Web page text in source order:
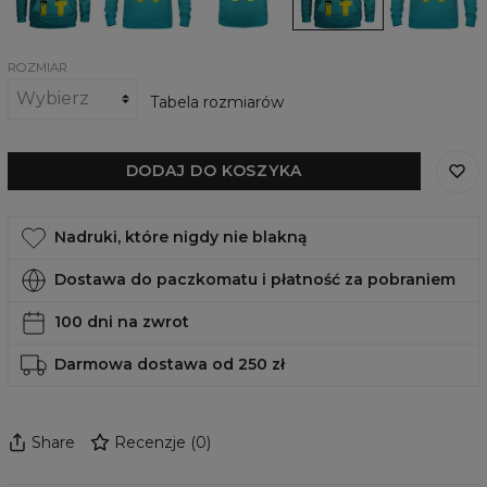
It
ROZMIAR
Tabela rozmiarów
DODAJ DO KOSZYKA
Nadruki, które nigdy nie blakną
Dostawa do paczkomatu i płatność za pobraniem
100 dni na zwrot
Darmowa dostawa od 250 zł
Share Recenzje (0)